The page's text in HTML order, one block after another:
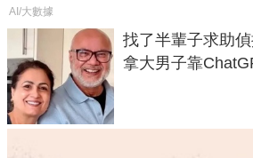
AI/大數據
找了半輩子求助
拿大男子靠